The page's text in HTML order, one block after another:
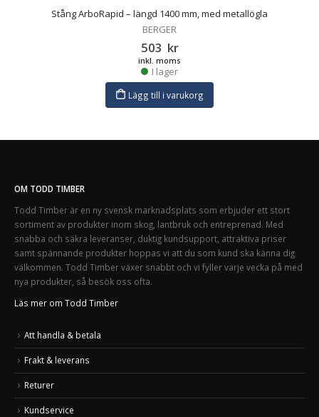
Stång ArboRapid – längd 1400 mm, med metallögla
BERGER
503 kr
inkl. moms
I lager
Lägg till i varukorg
OM TODD TIMBER
Todd Timber är en ny svensk marknadsplats som erbjuder ett stort
sortiment av produkter inom skog, lantbruk och entreprenad. Med
snabba och säkra leveranser, duktig kundsupport, attraktiva priser
samt spännande produkter hoppas vi att du som kund ska känna dig
välkommen. Todd Timber växer snabbt och vi fyller varje vecka på med
nya produkter, så besök oss ofta.
Läs mer om Todd Timber
Att handla & betala
Frakt & leverans
Returer
Kundservice